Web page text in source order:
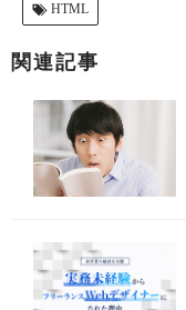
HTML
関連記事